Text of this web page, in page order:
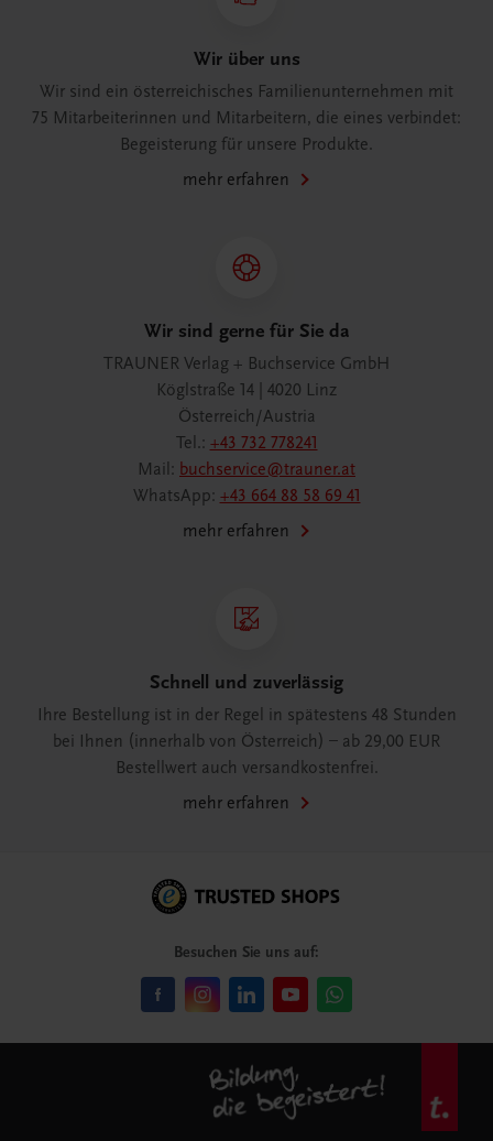
Wir über uns
Wir sind ein österreichisches Familienunternehmen mit
75 Mitarbeiterinnen und Mitarbeitern, die eines verbindet:
Begeisterung für unsere Produkte.
mehr erfahren
Wir sind gerne für Sie da
TRAUNER Verlag + Buchservice GmbH
Köglstraße 14 | 4020 Linz
Österreich/Austria
Tel.: +43 732 778241
Mail: buchservice@trauner.at
WhatsApp: +43 664 88 58 69 41
mehr erfahren
Schnell und zuverlässig
Ihre Bestellung ist in der Regel in spätestens 48 Stunden
bei Ihnen (innerhalb von Österreich) – ab 29,00 EUR
Bestellwert auch versandkostenfrei.
mehr erfahren
Besuchen Sie uns auf: